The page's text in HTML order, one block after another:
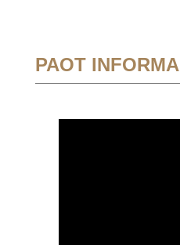
PAOT INFORMA